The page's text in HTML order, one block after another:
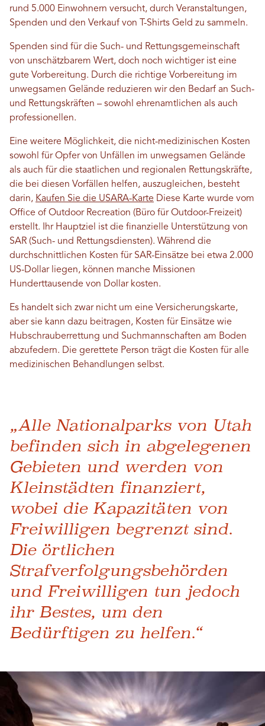
rund 5.000 Einwohnern versucht, durch Veranstaltungen,
Spenden und den Verkauf von T-Shirts Geld zu sammeln.
Spenden sind für die Such- und Rettungsgemeinschaft
von unschätzbarem Wert, doch noch wichtiger ist eine
gute Vorbereitung. Durch die richtige Vorbereitung im
unwegsamen Gelände reduzieren wir den Bedarf an Such-
und Rettungskräften – sowohl ehrenamtlichen als auch
professionellen.
Eine weitere Möglichkeit, die nicht-medizinischen Kosten
sowohl für Opfer von Unfällen im unwegsamen Gelände
als auch für die staatlichen und regionalen Rettungskräfte,
die bei diesen Vorfällen helfen, auszugleichen, besteht
darin, Kaufen Sie die USARA-Karte Diese Karte wurde vom
Office of Outdoor Recreation (Büro für Outdoor-Freizeit)
erstellt. Ihr Hauptziel ist die finanzielle Unterstützung von
SAR (Such- und Rettungsdiensten). Während die
durchschnittlichen Kosten für SAR-Einsätze bei etwa 2.000
US-Dollar liegen, können manche Missionen
Hunderttausende von Dollar kosten.
Es handelt sich zwar nicht um eine Versicherungskarte,
aber sie kann dazu beitragen, Kosten für Einsätze wie
Hubschrauberrettung und Suchmannschaften am Boden
abzufedern. Die gerettete Person trägt die Kosten für alle
medizinischen Behandlungen selbst.
„Alle Nationalparks von Utah
befinden sich in abgelegenen
Gebieten und werden von
Kleinstädten finanziert,
wobei die Kapazitäten von
Freiwilligen begrenzt sind.
Die örtlichen
Strafverfolgungsbehörden
und Freiwilligen tun jedoch
ihr Bestes, um den
Bedürftigen zu helfen.“